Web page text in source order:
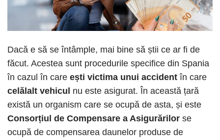
Dacă e să se întâmple, mai bine să știi ce ar fi de
făcut. Acestea sunt procedurile specifice din Spania
în cazul în care ești victima unui accident în care
celălalt vehicul nu este asigurat. În această țară
există un organism care se ocupă de asta, și este
Consorțiul de Compensare a Asigurărilor se
ocupă de compensarea daunelor produse de